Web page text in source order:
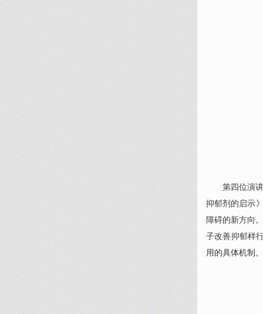
第四位演
抑郁剂的启示
障碍的新方向
子改善抑郁样
用的具体机制